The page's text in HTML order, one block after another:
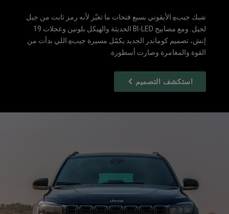
شبك جيب® الأيقوني بسبع فتحات ما تغيّر لأنه رمز ثابت من جيل
لجيل. ومع مصابيح BI-LED الحديثة والهيكل بلونين وعجلات 19
إنش، تصميم كوماندر الجديد يكمّل مسيرة جيب® اللي بدأت من
القوة والمغامرة وصارت أسطورة.
استكشف التصميم